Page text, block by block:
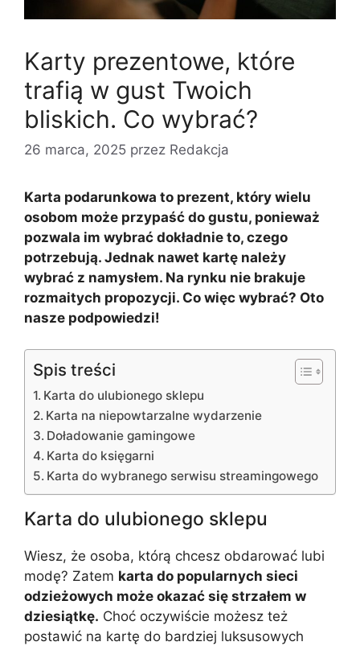
Karty prezentowe, które
trafią w gust Twoich
bliskich. Co wybrać?
26 marca, 2025 przez Redakcja
Karta podarunkowa to prezent, który wielu
osobom może przypaść do gustu, ponieważ
pozwala im wybrać dokładnie to, czego
potrzebują. Jednak nawet kartę należy
wybrać z namysłem. Na rynku nie brakuje
rozmaitych propozycji. Co więc wybrać? Oto
nasze podpowiedzi!
Spis treści
Karta do ulubionego sklepu
Karta na niepowtarzalne wydarzenie
Doładowanie gamingowe
Karta do księgarni
Karta do wybranego serwisu streamingowego
Karta do ulubionego sklepu
Wiesz, że osoba, którą chcesz obdarować lubi
modę? Zatem karta do popularnych sieci
odzieżowych może okazać się strzałem w
dziesiątkę. Choć oczywiście możesz też
postawić na kartę do bardziej luksusowych